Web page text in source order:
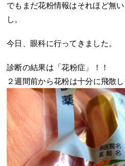
でもまだ花粉情報はそれほど無
し。
今日、眼科に行ってきました。
診断の結果は「花粉症」！！
２週間前から花粉は十分に飛散